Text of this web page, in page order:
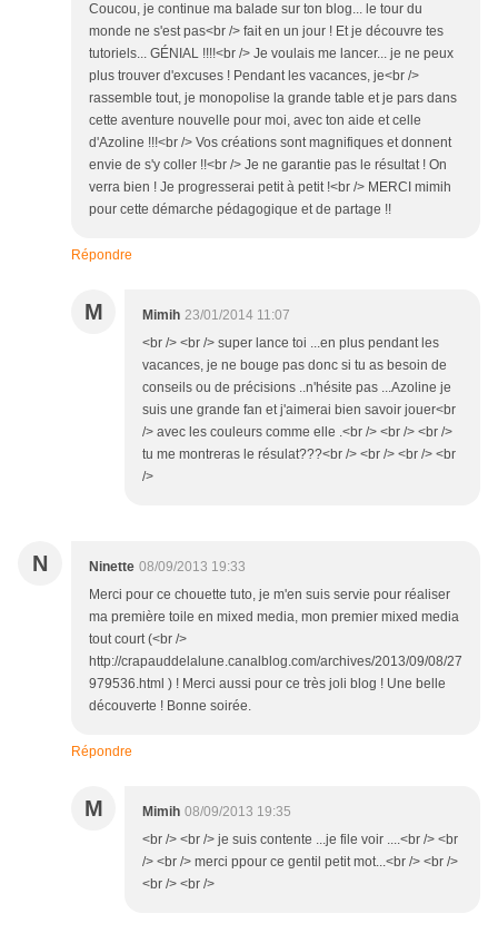
Coucou, je continue ma balade sur ton blog... le tour du
monde ne s'est pas<br /> fait en un jour ! Et je découvre tes
tutoriels... GÉNIAL !!!!<br /> Je voulais me lancer... je ne peux
plus trouver d'excuses ! Pendant les vacances, je<br />
rassemble tout, je monopolise la grande table et je pars dans
cette aventure nouvelle pour moi, avec ton aide et celle
d'Azoline !!!<br /> Vos créations sont magnifiques et donnent
envie de s'y coller !!<br /> Je ne garantie pas le résultat ! On
verra bien ! Je progresserai petit à petit !<br /> MERCI mimih
pour cette démarche pédagogique et de partage !!
Répondre
M Mimih 23/01/2014 11:07
<br /> <br /> super lance toi ...en plus pendant les
vacances, je ne bouge pas donc si tu as besoin de
conseils ou de précisions ..n'hésite pas ...Azoline je
suis une grande fan et j'aimerai bien savoir jouer<br
/> avec les couleurs comme elle .<br /> <br /> <br />
tu me montreras le résulat???<br /> <br /> <br /> <br
/>
N Ninette 08/09/2013 19:33
Merci pour ce chouette tuto, je m'en suis servie pour réaliser
ma première toile en mixed media, mon premier mixed media
tout court (<br />
http://crapauddelalune.canalblog.com/archives/2013/09/08/27
979536.html ) ! Merci aussi pour ce très joli blog ! Une belle
découverte ! Bonne soirée.
Répondre
M Mimih 08/09/2013 19:35
<br /> <br /> je suis contente ...je file voir ....<br /> <br
/> <br /> merci ppour ce gentil petit mot...<br /> <br />
<br /> <br />